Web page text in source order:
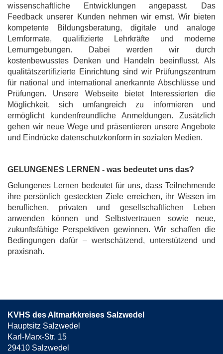
wissenschaftliche Entwicklungen angepasst. Das
Feedback unserer Kunden nehmen wir ernst. Wir bieten
kompetente Bildungsberatung, digitale und analoge
Lernformate, qualifizierte Lehrkräfte und moderne
Lernumgebungen. Dabei werden wir durch
kostenbewusstes Denken und Handeln beeinflusst. Als
qualitätszertifizierte Einrichtung sind wir Prüfungszentrum
für national und international anerkannte Abschlüsse und
Prüfungen. Unsere Webseite bietet Interessierten die
Möglichkeit, sich umfangreich zu informieren und
ermöglicht kundenfreundliche Anmeldungen. Zusätzlich
gehen wir neue Wege und präsentieren unsere Angebote
und Eindrücke datenschutzkonform in sozialen Medien.
GELUNGENES LERNEN - was bedeutet uns das?
Gelungenes Lernen bedeutet für uns, dass Teilnehmende
ihre persönlich gesteckten Ziele erreichen, ihr Wissen im
beruflichen, privaten und gesellschaftlichen Leben
anwenden können und Selbstvertrauen sowie neue,
zukunftsfähige Perspektiven gewinnen. Wir schaffen die
Bedingungen dafür – wertschätzend, unterstützend und
praxisnah.
KVHS des Altmarkkreises Salzwedel
Hauptsitz Salzwedel
Karl-Marx-Str. 15
29410 Salzwedel